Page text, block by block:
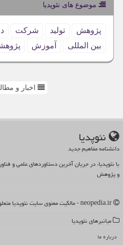
موضوع های نئوپدیا
پژوهش تولید شركت
بین المللی
آموزش
اخبار و
نئوپدیا
دانشنامه مفاهیم جدید
با نئوپدیا، در جریان آخرین دستاوردهای علمی و
و پژوهش
میانبرهای نئوپدیا
درباره ما